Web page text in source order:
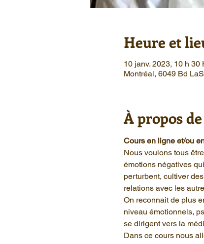
Heure et
10 janv. 2023, 10 h 30
Montréal, 6049 Bd
À propos
Cours en ligne et/ou
Nous voulons tous
émotions négatives
perturbent, cultiver
relations avec les
On reconnait de plus
niveau émotionnels,
se dirigent vers la
Dans ce cours nous